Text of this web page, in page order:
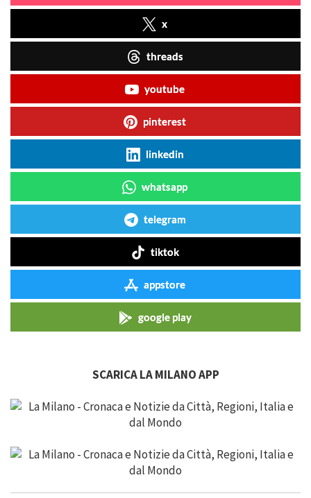
x
threads
youtube
pinterest
linkedin
whatsapp
telegram
tiktok
appstore
google play
SCARICA LA MILANO APP